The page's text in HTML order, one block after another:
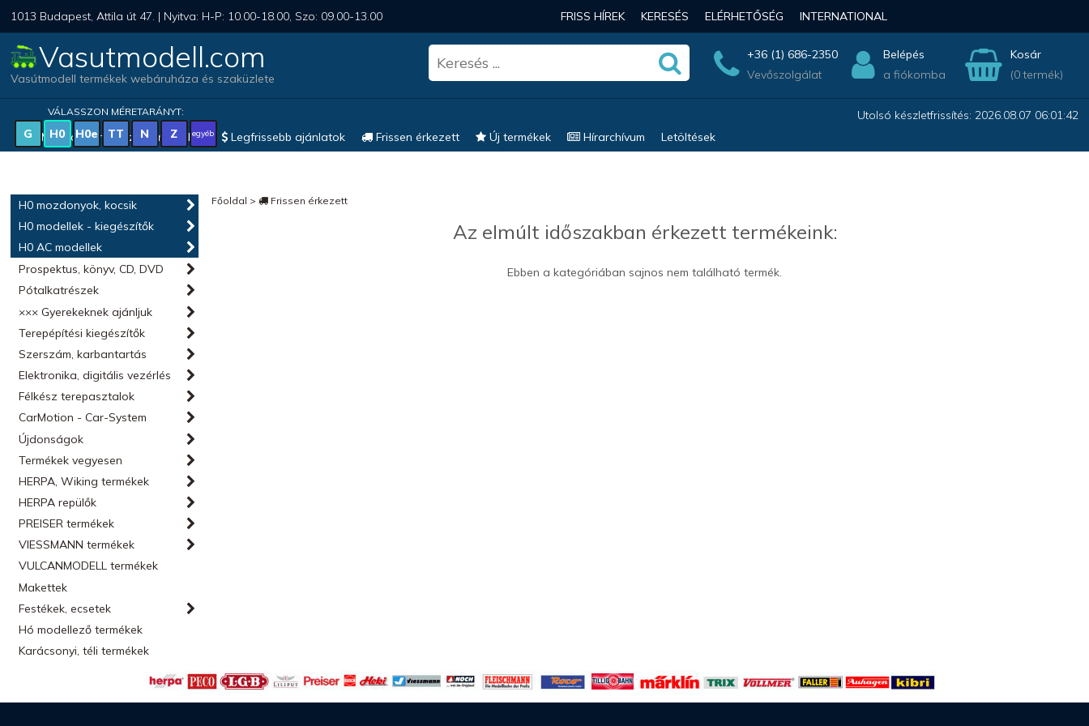
1013 Budapest, Attila út 47. | Nyitva: H-P: 10.00-18.00, Szo: 09.00-13.00 FRISS HÍREK KERESÉS ELÉRHETŐSÉG INTERNATIONAL
Vasutmodell.com
Vasútmodell termékek webáruháza és szaküzlete
+36 (1) 686-2350
Vevőszolgálat
Belépés
a fiókomba
Kosár
(0 termék)
VÁLASSZON MÉRETARÁNYT:
G H0 H0e TT N Z egyéb
Utolsó készletfrissítés: 2026.08.07 06:01:42
Magyar vonatkozású modellek
Legfrissebb ajánlatok Frissen érkezett Új termékek Hírarchívum Letöltések
H0 mozdonyok, kocsik
H0 modellek - kiegészítők
H0 AC modellek
Prospektus, könyv, CD, DVD
Pótalkatrészek
××× Gyerekeknek ajánljuk
Terepépítési kiegészítők
Szerszám, karbantartás
Elektronika, digitális vezérlés
Félkész terepasztalok
CarMotion - Car-System
Újdonságok
Termékek vegyesen
HERPA, Wiking termékek
HERPA repülők
PREISER termékek
VIESSMANN termékek
VULCANMODELL termékek
Makettek
Festékek, ecsetek
Hó modellező termékek
Karácsonyi, téli termékek
Főoldal > Frissen érkezett
Az elmúlt időszakban érkezett termékeink:
Ebben a kategóriában sajnos nem található termék.